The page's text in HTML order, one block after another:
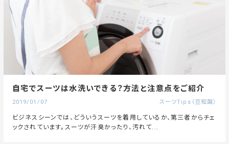
自宅でスーツは水洗いできる？方法と注意点をご紹介
2019/01/07 スーツTips（豆知識）
ビジネスシーンでは、どういうスーツを着用しているか、第三者からチェ
ックされています。スーツが汗臭かったり、汚れて...